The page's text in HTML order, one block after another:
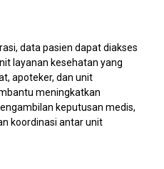
data pasien dapat diakses
layanan kesehatan yang
apoteker, dan unit
meningkatkan
keputusan medis,
koordinasi antar unit